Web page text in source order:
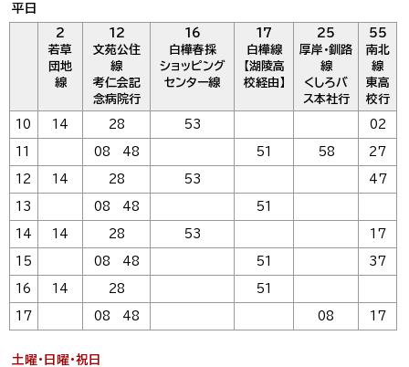
平日
2
若草
団地
線
12
文苑公住
線
考仁会記
念病院行
16
白樺春採
ショッピング
センター線
17
白樺線
【湖陵高
校経由】
25
厚岸・釧路
線
くしろバ
ス本社行
55
南北
線
東高
校行
10 14 28 53 02
11 08 48 51 58 27
12 14 28 53 47
13 08 48 51
14 14 28 53 17
15 08 48 51 37
16 14 28 51
17 08 48 08 17
土曜・日曜・祝日